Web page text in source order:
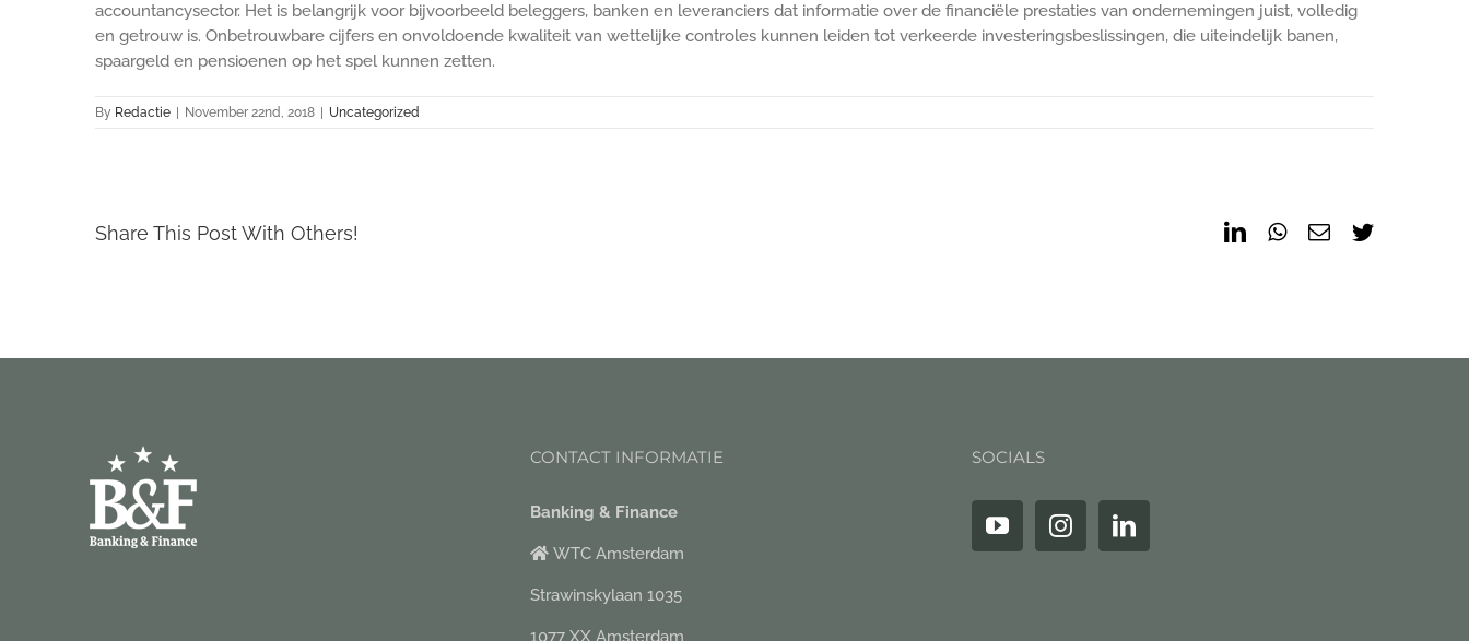
accountancysector. Het is belangrijk voor bijvoorbeeld beleggers, banken en leveranciers dat informatie over de financiële prestaties van ondernemingen juist, volledig
en getrouw is. Onbetrouwbare cijfers en onvoldoende kwaliteit van wettelijke controles kunnen leiden tot verkeerde investeringsbeslissingen, die uiteindelijk banen,
spaargeld en pensioenen op het spel kunnen zetten‎.
By Redactie November 22nd, 2018 Uncategorized
Share This Post With Others! LinkedInWhatsApp
EmailTwitter
CONTACT INFORMATIE
Banking & Finance
WTC Amsterdam
Strawinskylaan 1035
1077 XX Amsterdam
SOCIALS